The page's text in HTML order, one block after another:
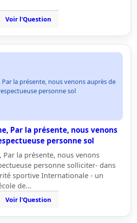
Voir l'Question
la présente, nous venons auprès de
personne sol
Par la présente, nous venons
personne sol
Par la présente, nous venons
personne solliciter- dans
sportive Internationale - un
de…
Voir l'Question